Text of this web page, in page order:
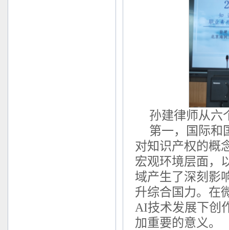
孙建律师从六
第一，国际和
对知识产权的概
宏观环境层面，
域产生了深刻影
升综合国力。在
AI技术发展下创
加重要的意义。